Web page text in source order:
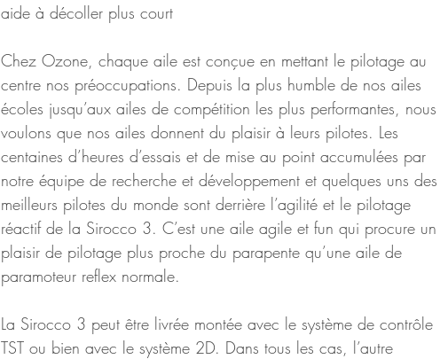
aide à décoller plus court
Chez Ozone, chaque aile est conçue en mettant le pilotage au
centre nos préoccupations. Depuis la plus humble de nos ailes
écoles jusqu’aux ailes de compétition les plus performantes, nous
voulons que nos ailes donnent du plaisir à leurs pilotes. Les
centaines d’heures d’essais et de mise au point accumulées par
notre équipe de recherche et développement et quelques uns des
meilleurs pilotes du monde sont derrière l’agilité et le pilotage
réactif de la Sirocco 3. C’est une aile agile et fun qui procure un
plaisir de pilotage plus proche du parapente qu’une aile de
paramoteur reflex normale.
La Sirocco 3 peut être livrée montée avec le système de contrôle
TST ou bien avec le système 2D. Dans tous les cas, l’autre